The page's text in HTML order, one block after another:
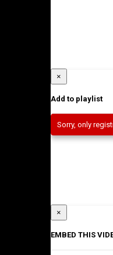
×
Add to playlist
Sorry, only
×
EMBED THIS